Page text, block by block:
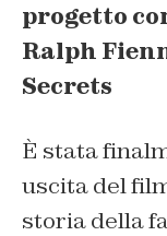
progetto
Ralph
Secrets
È stata
uscita del
storia della